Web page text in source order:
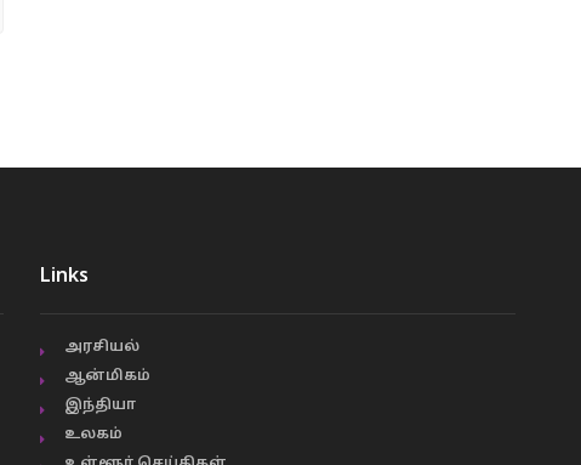
Links
அரசியல்
ஆன்மிகம்
இந்தியா
உலகம்